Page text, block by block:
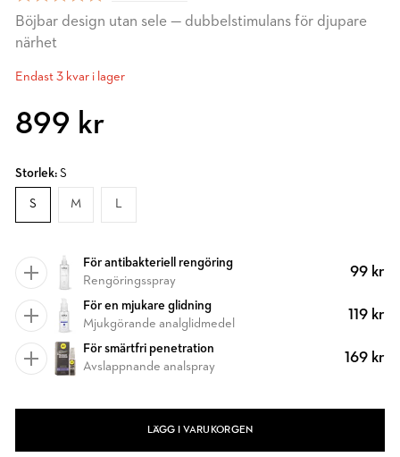
Böjbar design utan sele — dubbelstimulans för djupare
närhet
Endast 3 kvar i lager
899 kr
Storlek: S
S M L
För antibakteriell rengöring
Rengöringsspray
99 kr
För en mjukare glidning
Mjukgörande analglidmedel
119 kr
För smärtfri penetration
Avslappnande analspray
169 kr
LÄGG I VARUKORGEN